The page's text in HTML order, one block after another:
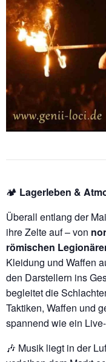
🏕️ Lagerleben &
Überall entlang der
ihre Zelte auf – von
römischen
Kleidung und Waffen
den Darstellern ins
begleitet die
Taktiken, Waffen und
spannend wie ein
🎶 Musik liegt in der